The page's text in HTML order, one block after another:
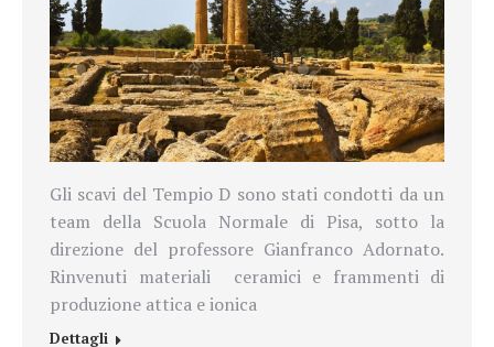
Gli scavi del Tempio D sono stati condotti da un
team della Scuola Normale di Pisa, sotto la
direzione del professore Gianfranco Adornato.
Rinvenuti materiali
ceramici e frammenti di
produzione attica e ionica
Dettagli